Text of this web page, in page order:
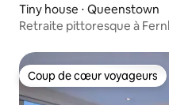
Tiny house ⋅ Queenstown
Retraite pittoresque à
Coup de cœur voyageurs
Coup de cœur voyageurs